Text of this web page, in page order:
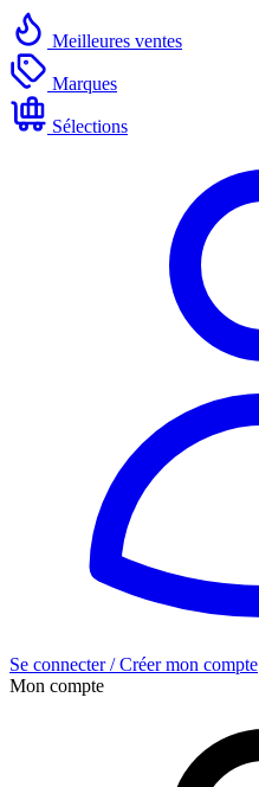
Meilleures ventes
Marques
Sélections
Se connecter / Créer mon compte
Mon compte